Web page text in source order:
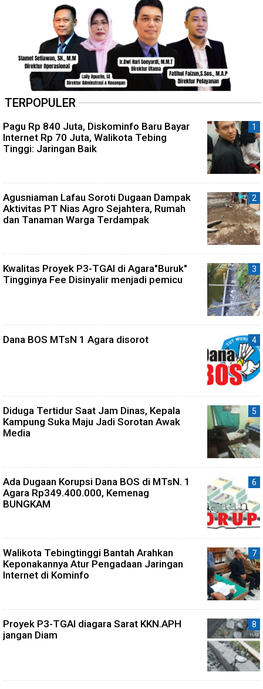
TERPOPULER
Pagu Rp 840 Juta, Diskominfo Baru Bayar
Internet Rp 70 Juta, Walikota Tebing
Tinggi: Jaringan Baik
Agusniaman Lafau Soroti Dugaan Dampak
Aktivitas PT Nias Agro Sejahtera, Rumah
dan Tanaman Warga Terdampak
Kwalitas Proyek P3-TGAI di Agara"Buruk"
Tingginya Fee Disinyalir menjadi pemicu
Dana BOS MTsN 1 Agara disorot
Diduga Tertidur Saat Jam Dinas, Kepala
Kampung Suka Maju Jadi Sorotan Awak
Media
Ada Dugaan Korupsi Dana BOS di MTsN. 1
Agara Rp349.400.000, Kemenag
BUNGKAM
Walikota Tebingtinggi Bantah Arahkan
Keponakannya Atur Pengadaan Jaringan
Internet di Kominfo
Proyek P3-TGAI diagara Sarat KKN.APH
jangan Diam